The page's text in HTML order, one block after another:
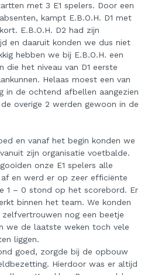
met 3 E1 spelers. Door een
kampt E.B.O.H. D1 met
E.B.O.H. D2 had zijn
en daaruit konden we dus niet
hebben we bij E.B.O.H. een
die het niveau van D1 eerste
Helaas moest een van
in de ochtend afbellen aangezien
overige 2 werden gewoon in de
en vanaf het begin konden we
zijn organisatie voetbalde.
onze E1 spelers alle
af en werd er op zeer efficiënte
1 – 0 stond op het scorebord. Er
binnen het team. We konden
nog een beetje
we de laatste weken toch vele
liggen.
goed, zorgde bij de opbouw
Hierdoor was er altijd